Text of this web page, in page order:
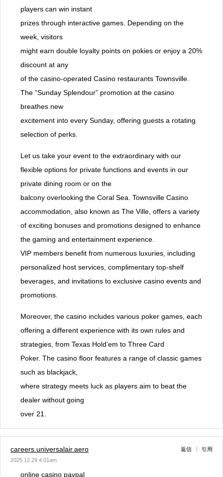
players can win instant
prizes through interactive games. Depending on the
week, visitors
might earn double loyalty points on pokies or enjoy a 20%
discount at any
of the casino-operated Casino restaurants Townsville.
The “Sunday Splendour” promotion at the casino
breathes new
excitement into every Sunday, offering guests a rotating
selection of perks.
Let us take your event to the extraordinary with our
flexible options for private functions and events in our
private dining room or on the
balcony overlooking the Coral Sea. Townsville Casino
accommodation, also known as The Ville, offers a variety
of exciting bonuses and promotions designed to enhance
the gaming and entertainment experience.
VIP members benefit from numerous luxuries, including
personalized host services, complimentary top-shelf
beverages, and invitations to exclusive casino events and
promotions.
Moreover, the casino includes various poker games, each
offering a different experience with its own rules and
strategies, from Texas Hold’em to Three Card
Poker. The casino floor features a range of classic games
such as blackjack,
where strategy meets luck as players aim to beat the
dealer without going
over 21.
careers.universalair.aero
2025.12.29 4:01am
返信 引用
online casino paypal